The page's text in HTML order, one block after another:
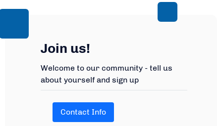
Join us!
Welcome to our community - tell us
about yourself and sign up
Contact Info